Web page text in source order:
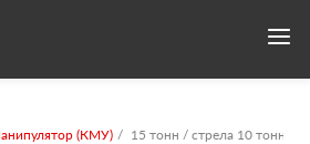
(КМУ) 15 тонн / стрела 10 тонн